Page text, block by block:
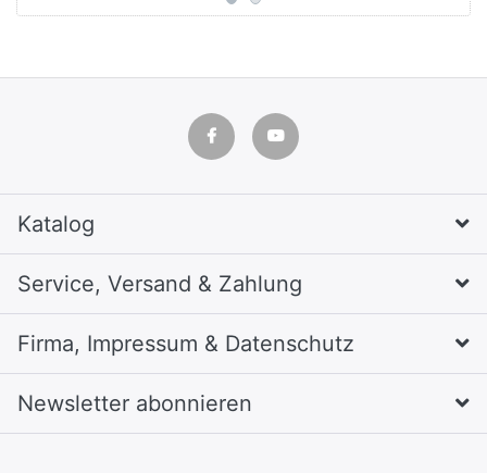
Katalog
Service, Versand & Zahlung
Firma, Impressum & Datenschutz
Newsletter abonnieren